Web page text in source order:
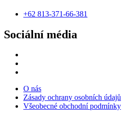
+62 813-371-66-381
Sociální média
O nás
Zásady ochrany osobních údajů
Všeobecné obchodní podmínky